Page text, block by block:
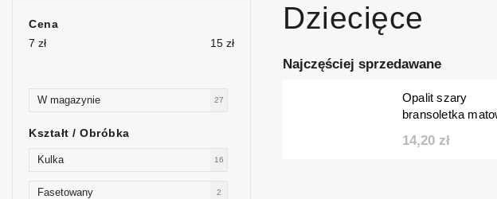
Cena
7 zł 15 zł
W magazynie 27
Kształt / Obróbka
Kulka 16
Fasetowany 2
Dziecięce
Najczęściej sprzedawane
Opalit szary
bransoletka
14,20 zł